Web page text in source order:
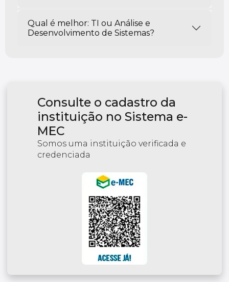
Qual é melhor: TI ou Análise e
Desenvolvimento de Sistemas?
Consulte o cadastro da
instituição no Sistema e-
MEC
Somos uma instituição verificada e
credenciada